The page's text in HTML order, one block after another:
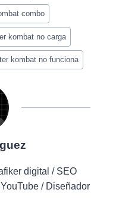
combo
kombat no carga
kombat no funciona
digital / SEO
/ Diseñador